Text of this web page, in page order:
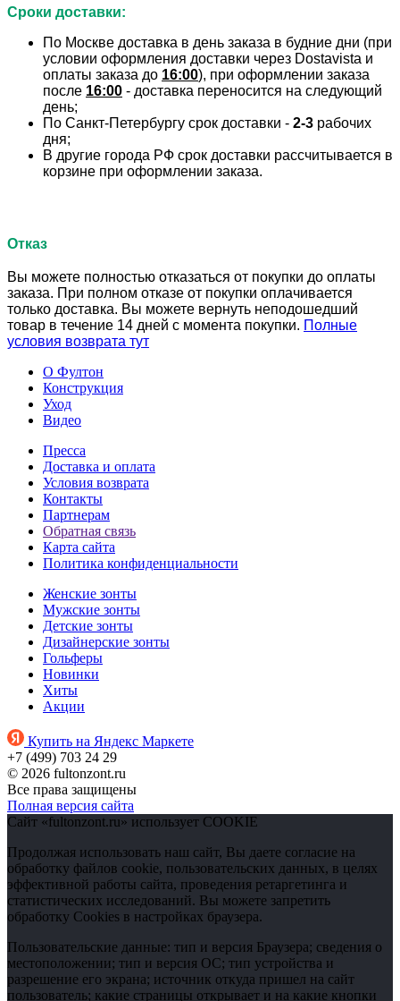
Сроки доставки:
По Москве доставка в день заказа в будние дни (при
условии оформления доставки через Dostavista и
оплаты заказа до 16:00), при оформлении заказа
после 16:00 - доставка переносится на следующий
день;
По Санкт-Петербургу срок доставки - 2-3 рабочих
дня;
В другие города РФ срок доставки рассчитывается в
корзине при оформлении заказа.
Отказ
Вы можете полностью отказаться от покупки до оплаты
заказа. При полном отказе от покупки оплачивается
только доставка. Вы можете вернуть неподошедший
товар в течение 14 дней с момента покупки. Полные
условия возврата тут
О Фултон
Конструкция
Уход
Видео
Пресса
Доставка и оплата
Условия возврата
Контакты
Партнерам
Обратная связь
Карта сайта
Политика конфиденциальности
Женские зонты
Мужские зонты
Детские зонты
Дизайнерские зонты
Гольферы
Новинки
Хиты
Акции
Купить на Яндекс Маркете
+7 (499) 703 24 29
© 2026 fultonzont.ru
Все права защищены
Полная версия сайта
Сайт «fultonzont.ru» использует COOKIE
Продолжая использовать наш сайт, Вы даете согласие на
обработку файлов cookie, пользовательских данных, в целях
эффективной работы сайта, проведения ретаргетинга и
статистических исследований. Вы можете запретить
обработку Cookies в настройках браузера.
Пользовательские данные: тип и версия Браузера; сведения о
местоположении; тип и версия ОС; тип устройства и
разрешение его экрана; источник откуда пришел на сайт
пользователь; какие страницы открывает и на какие кнопки